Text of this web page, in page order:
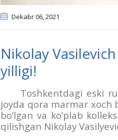
Dekabr 06, 2021
Nikolay
yilligi!
Toshkentdagi eski rus
joyda qora marmar xoch
bo’lgan va ko’plab
qilishgan Nikolay